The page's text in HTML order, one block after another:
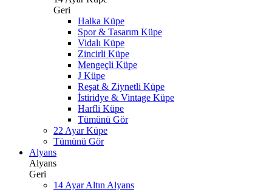
Geri
Halka Küpe
Spor & Tasarım Küpe
Vidalı Küpe
Zincirli Küpe
Mengeçli Küpe
J Küpe
Reşat & Ziynetli Küpe
İstiridye & Vintage Küpe
Harfli Küpe
Tümünü Gör
22 Ayar Küpe
Tümünü Gör
Alyans
Alyans
Geri
14 Ayar Altın Alyans